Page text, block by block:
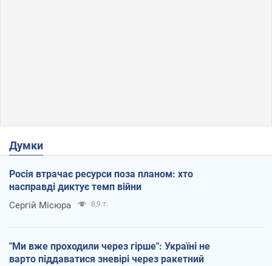
Думки
Росія втрачає ресурси поза планом: хто
насправді диктує темп війни
Сергій Місюра 8,9 т.
"Ми вже проходили через гірше": Україні не
варто піддаватися зневірі через ракетний